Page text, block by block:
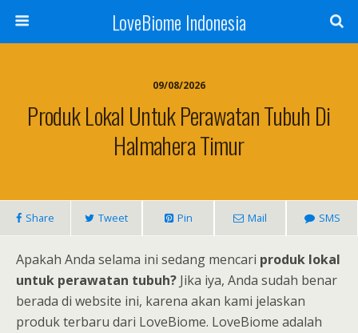
LoveBiome Indonesia
09/08/2026
Produk Lokal Untuk Perawatan Tubuh Di
Halmahera Timur
Share Tweet Pin Mail SMS
Apakah Anda selama ini sedang mencari produk lokal
untuk perawatan tubuh? Jika iya, Anda sudah benar
berada di website ini, karena akan kami jelaskan
produk terbaru dari LoveBiome. LoveBiome adalah